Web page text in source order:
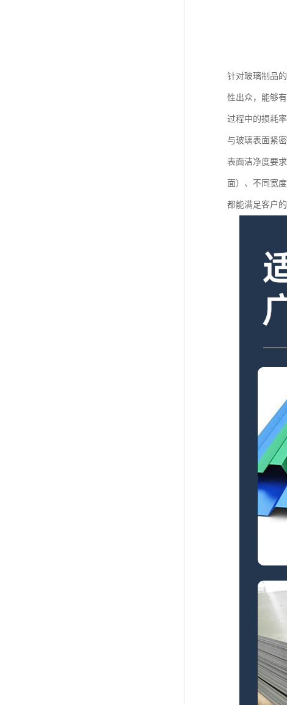
针对玻璃制品
性出众，能够
过程中的损耗
与玻璃表面紧
表面洁净度要
面）、不同宽
都能满足客户